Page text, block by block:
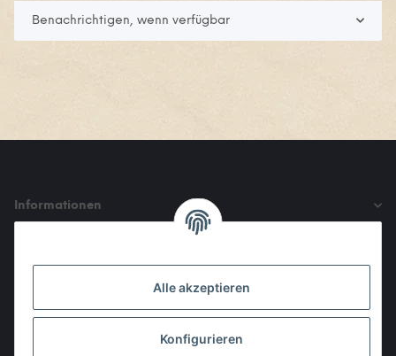
Benachrichtigen, wenn verfügbar
Informationen
Alle akzeptieren
Konfigurieren